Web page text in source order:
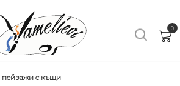
0
пейзажи с къщи